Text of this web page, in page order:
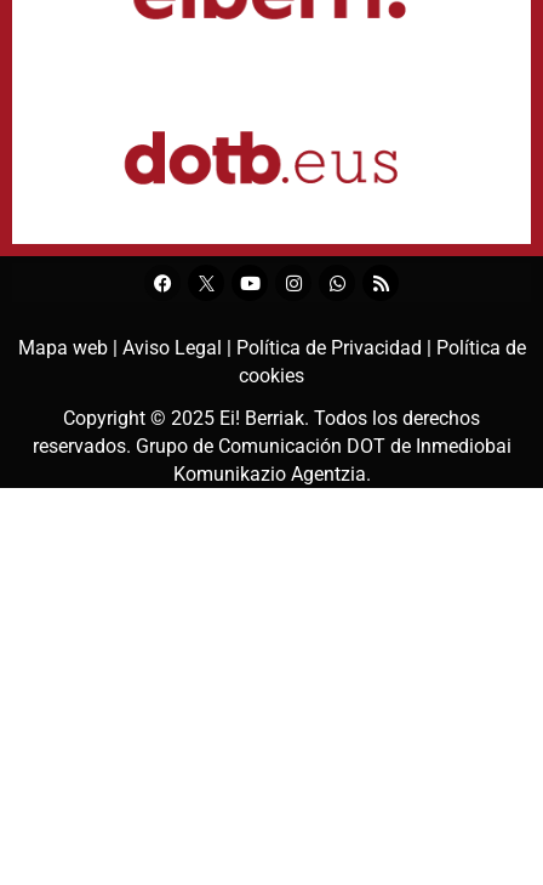
Mapa web | Aviso Legal | Política de Privacidad |
Política de
cookies
Copyright © 2025 Ei! Berriak. Todos los derechos
reservados. Grupo de Comunicación DOT de Inmediobai
Komunikazio Agentzia.